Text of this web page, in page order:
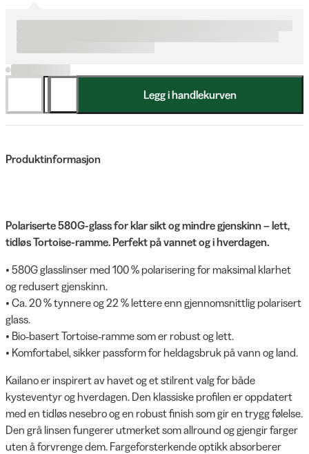
Legg i handlekurven
Produktinformasjon
Polariserte 580G-glass for klar sikt og mindre gjenskinn – lett,
tidløs Tortoise-ramme. Perfekt på vannet og i hverdagen.
• 580G glasslinser med 100 % polarisering for maksimal klarhet
og redusert gjenskinn.
• Ca. 20 % tynnere og 22 % lettere enn gjennomsnittlig polarisert
glass.
• Bio‑basert Tortoise‑ramme som er robust og lett.
• Komfortabel, sikker passform for heldagsbruk på vann og land.
Kailano er inspirert av havet og et stilrent valg for både
kysteventyr og hverdagen. Den klassiske profilen er oppdatert
med en tidløs nesebro og en robust finish som gir en trygg følelse.
Den grå linsen fungerer utmerket som allround og gjengir farger
uten å forvrenge dem. Fargeforsterkende optikk absorberer